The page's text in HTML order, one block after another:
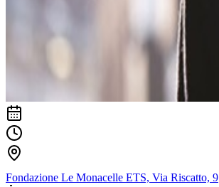
Fondazione Le Monacelle ETS, Via Riscatto, 9